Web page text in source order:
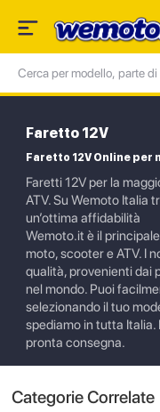
Faretto 12V
Faretto 12V Online per
Faretti 12V per la
ATV. Su Wemoto Italia
un’ottima affidabilità
Wemoto.it è il
moto, scooter e ATV. I
qualità, provenienti dai
nel mondo. Puoi
selezionando il tuo
spediamo in tutta Italia.
pronta consegna.
Categorie Correlate